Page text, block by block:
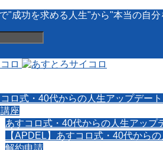
"成功を求める人生"から"本当の自
ロ式・40代からの人生アップデー
座
あすコロ式・40代からの人生アップ
【APDEL】あすコロ式・40代から
解約申請